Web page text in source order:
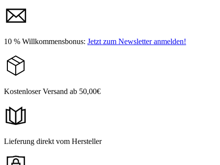
10 % Willkommensbonus: Jetzt zum Newsletter anmelden!
Kostenloser Versand ab 50,00€
Lieferung direkt vom Hersteller